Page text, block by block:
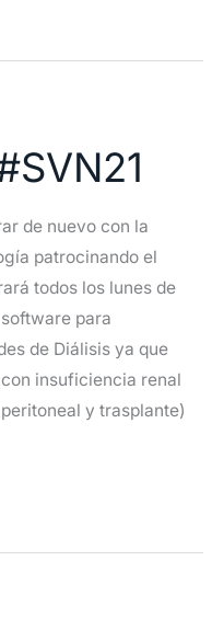
de nuevo con la
patrocinando el
todos los lunes de
para
de Diálisis ya que
insuficiencia renal
y trasplante)